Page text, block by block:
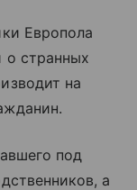
Европола
о странных
на
под
а